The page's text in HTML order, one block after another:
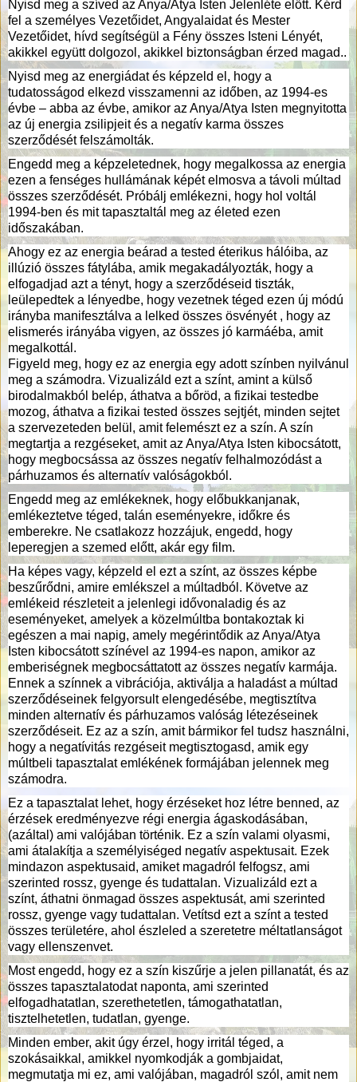
Nyisd meg a szíved az Anya/Atya Isten Jelenléte előtt. Kérd
fel a személyes Vezetőidet, Angyalaidat és Mester
Vezetőidet, hívd segítségül a Fény összes Isteni Lényét,
akikkel együtt dolgozol, akikkel biztonságban érzed magad..
Nyisd meg az energiádat és képzeld el, hogy a
tudatosságod elkezd visszamenni az időben, az 1994-es
évbe – abba az évbe, amikor az Anya/Atya Isten megnyitotta
az új energia zsilipjeit és a negatív karma összes
szerződését felszámolták.
Engedd meg a képzeletednek, hogy megalkossa az energia
ezen a fenséges hullámának képét elmosva a távoli múltad
összes szerződését. Próbálj emlékezni, hogy hol voltál
1994-ben és mit tapasztaltál meg az életed ezen
időszakában.
Ahogy ez az energia beárad a tested éterikus hálóiba, az
illúzió összes fátylába, amik megakadályozták, hogy a
elfogadjad azt a tényt, hogy a szerződéseid tiszták,
leülepedtek a lényedbe, hogy vezetnek téged ezen új módú
irányba manifesztálva a lelked összes ösvényét , hogy az
elismerés irányába vigyen, az összes jó karmáéba, amit
megalkottál.
Figyeld meg, hogy ez az energia egy adott színben nyilvánul
meg a számodra. Vizualizáld ezt a színt, amint a külső
birodalmakból belép, áthatva a bőröd, a fizikai testedbe
mozog, áthatva a fizikai tested összes sejtjét, minden sejtet
a szervezeteden belül, amit felemészt ez a szín. A szín
megtartja a rezgéseket, amit az Anya/Atya Isten kibocsátott,
hogy megbocsássa az összes negatív felhalmozódást a
párhuzamos és alternatív valóságokból.
Engedd meg az emlékeknek, hogy előbukkanjanak,
emlékeztetve téged, talán eseményekre, időkre és
emberekre. Ne csatlakozz hozzájuk, engedd, hogy
leperegjen a szemed előtt, akár egy film.
Ha képes vagy, képzeld el ezt a színt, az összes képbe
beszűrődni, amire emlékszel a múltadból. Követve az
emlékeid részleteit a jelenlegi idővonaladig és az
eseményeket, amelyek a közelmúltba bontakoztak ki
egészen a mai napig, amely megérintődik az Anya/Atya
Isten kibocsátott színével az 1994-es napon, amikor az
emberiségnek megbocsáttatott az összes negatív karmája.
Ennek a színnek a vibrációja, aktiválja a haladást a múltad
szerződéseinek felgyorsult elengedésébe, megtisztítva
minden alternatív és párhuzamos valóság létezéseinek
szerződéseit. Ez az a szín, amit bármikor fel tudsz használni,
hogy a negatívitás rezgéseit megtisztogasd, amik egy
múltbeli tapasztalat emlékének formájában jelennek meg
számodra.
Ez a tapasztalat lehet, hogy érzéseket hoz létre benned, az
érzések eredményezve régi energia ágaskodásában,
(azáltal) ami valójában történik. Ez a szín valami olyasmi,
ami átalakítja a személyiséged negatív aspektusait. Ezek
mindazon aspektusaid, amiket magadról felfogsz, ami
szerinted rossz, gyenge és tudattalan. Vizualizáld ezt a
színt, áthatni önmagad összes aspektusát, ami szerinted
rossz, gyenge vagy tudattalan. Vetítsd ezt a színt a tested
összes területére, ahol észleled a szeretetre méltatlanságot
vagy ellenszenvet.
Most engedd, hogy ez a szín kiszűrje a jelen pillanatát, és az
összes tapasztalatodat naponta, ami szerinted
elfogadhatatlan, szerethetetlen, támogathatatlan,
tisztelhetetlen, tudatlan, gyenge.
Minden ember, akit úgy érzel, hogy irritál téged, a
szokásaikkal, amikkel nyomkodják a gombjaidat,
megmutatja mi ez, ami valójában, magadról szól, amit nem